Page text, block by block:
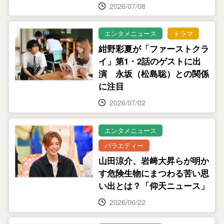
2026/07/08
エンタメニュース ドラマ
紺野彩夏が「ファーストクラ
イ」第1・2話のゲストに出
演 永坂（松島聡）との関係
に注目
2026/07/02
エンタメニュース
バラエティー
山田涼介、岩﨑大昇らが明か
す危険生物にまつわる苦い思
い出とは？「仰天ニュース」
2026/06/22